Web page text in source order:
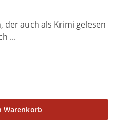
der auch als Krimi gelesen
...
Warenkorb